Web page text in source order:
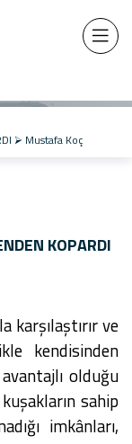
KOPARDI
⮚ Mustafa Koç
KOPARDI
karşılaştırır ve
kendisinden
olduğu
sahip
imkânları,